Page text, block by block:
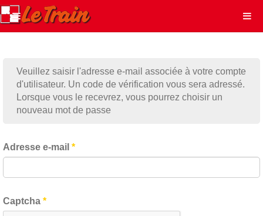
Veuillez saisir l'adresse e-mail associée à votre compte
d'utilisateur. Un code de vérification vous sera adressé.
Lorsque vous le recevrez, vous pourrez choisir un
nouveau mot de passe
Adresse e-mail *
Captcha *